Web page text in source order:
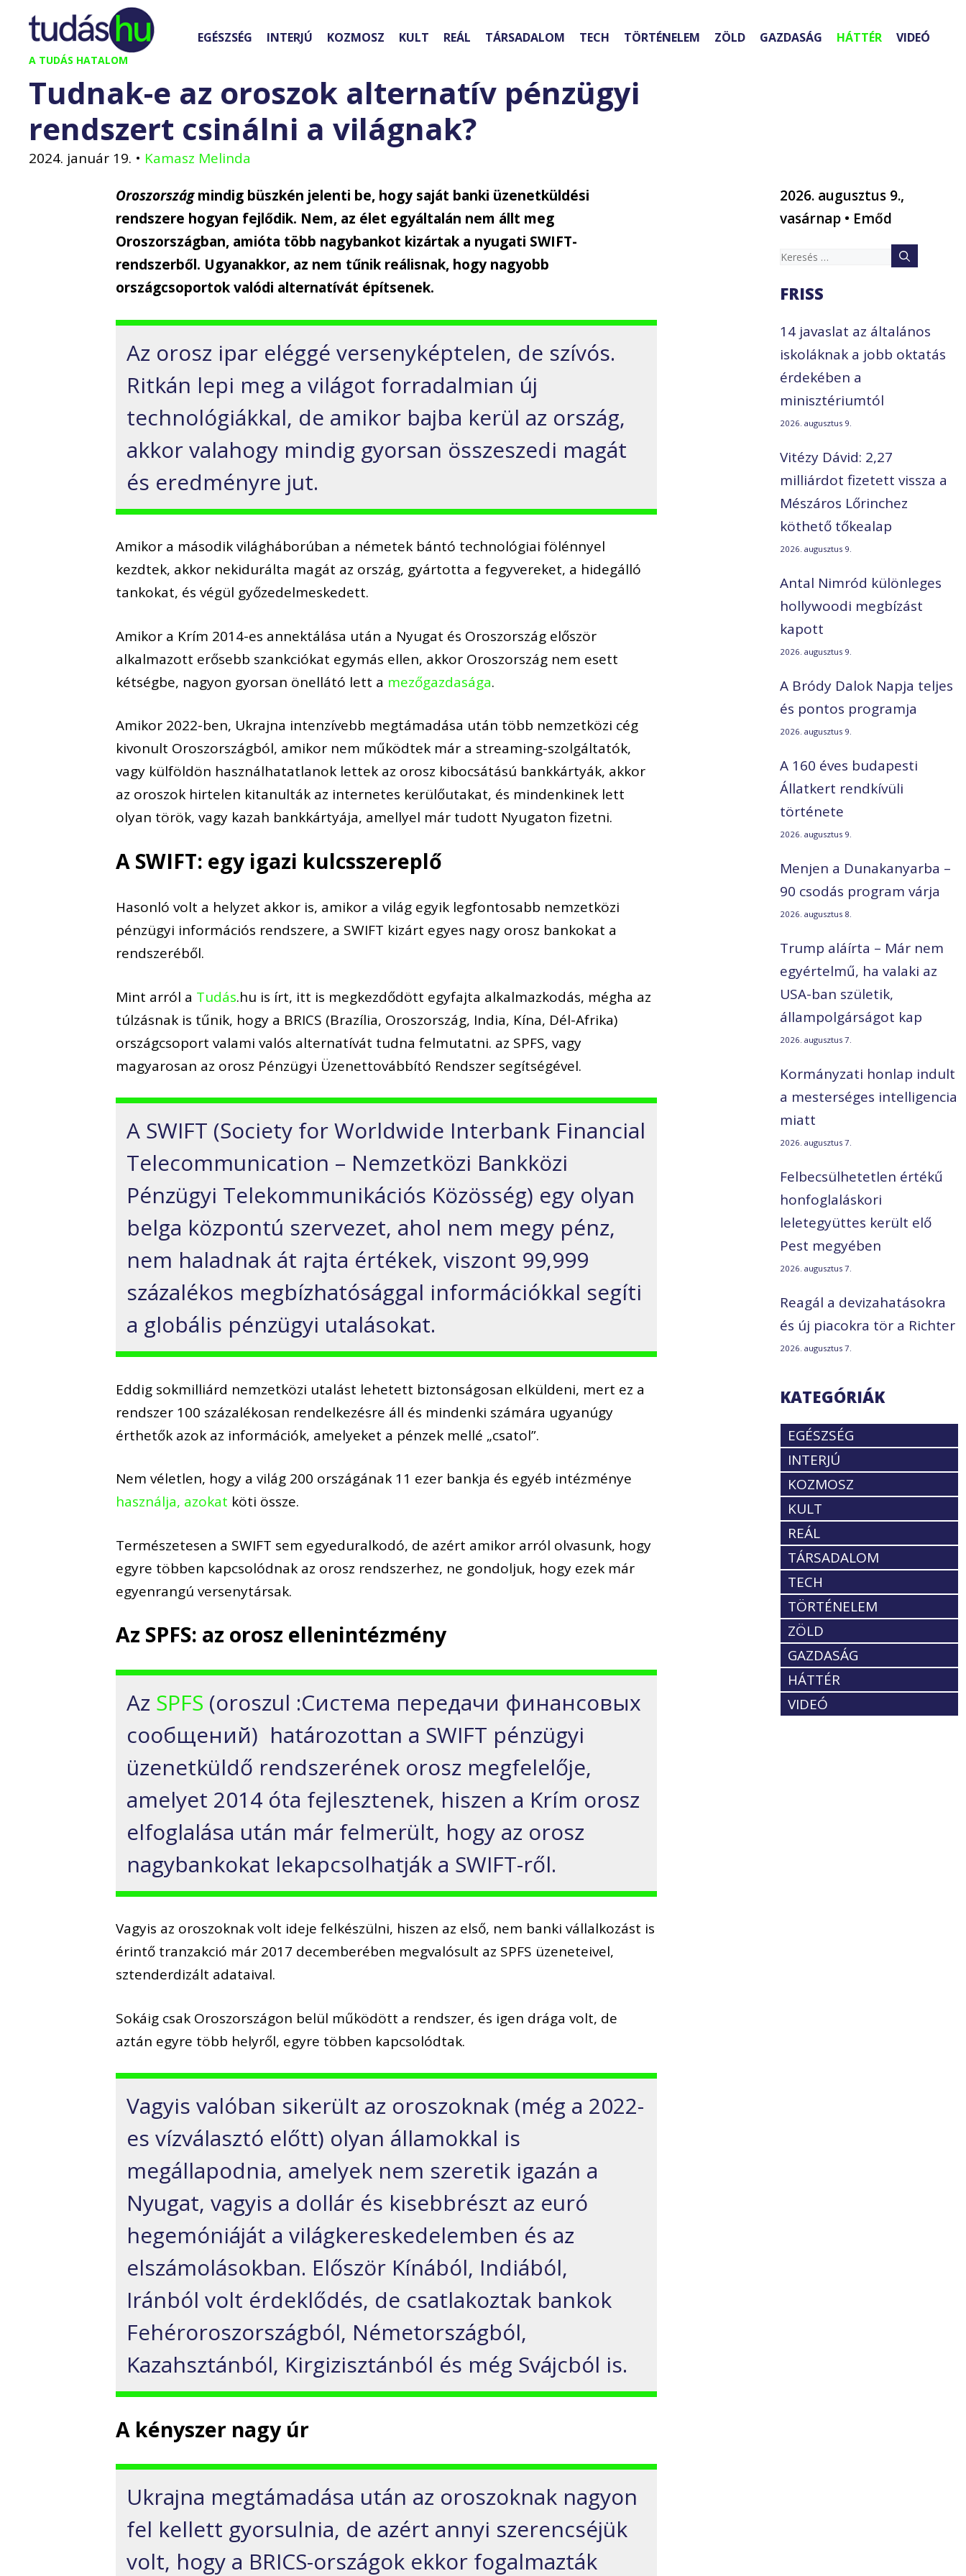
Kilépés
tartalomba
A TUDÁS HATALOM
EGÉSZSÉG INTERJÚ KOZMOSZ KULT REÁL TÁRSADALOM TECH TÖRTÉNELEM ZÖLD GAZDASÁG HÁTTÉR VIDEÓ
Tudnak-e az oroszok alternatív pénzügyi
rendszert csinálni a világnak?
2024. január 19. • Kamasz Melinda
Oroszországmindig büszkén jelenti be, hogy saját banki üzenetküldési
rendszere hogyan fejlődik. Nem, az élet egyáltalán nem állt meg
Oroszországban, amióta több nagybankot kizártak a nyugati SWIFT-
rendszerből. Ugyanakkor, az nem tűnik reálisnak, hogy nagyobb
országcsoportok valódi alternatívát építsenek.
Az orosz ipar eléggé versenyképtelen, de szívós.
Ritkán lepi meg a világot forradalmian új
technológiákkal, de amikor bajba kerül az ország,
akkor valahogy mindig gyorsan összeszedi magát
és eredményre jut.
Amikor a második világháborúban a németek bántó technológiai fölénnyel
kezdtek, akkor nekidurálta magát az ország, gyártotta a fegyvereket, a hidegálló
tankokat, és végül győzedelmeskedett.
Amikor a Krím 2014-es annektálása után a Nyugat és Oroszország először
alkalmazott erősebb szankciókat egymás ellen, akkor Oroszország nem esett
kétségbe, nagyon gyorsan önellátó lett a mezőgazdasága.
Amikor 2022-ben, Ukrajna intenzívebb megtámadása után több nemzetközi cég
kivonult Oroszországból, amikor nem működtek már a streaming-szolgáltatók,
vagy külföldön használhatatlanok lettek az orosz kibocsátású bankkártyák, akkor
az oroszok hirtelen kitanulták az internetes kerülőutakat, és mindenkinek lett
olyan török, vagy kazah bankkártyája, amellyel már tudott Nyugaton fizetni.
A SWIFT: egy igazi kulcsszereplő
Hasonló volt a helyzet akkor is, amikor a világ egyik legfontosabb nemzetközi
pénzügyi információs rendszere, a SWIFT kizárt egyes nagy orosz bankokat a
rendszeréből.
Mint arról a Tudás.hu is írt, itt is megkezdődött egyfajta alkalmazkodás, mégha az
túlzásnak is tűnik, hogy a BRICS (Brazília, Oroszország, India, Kína, Dél-Afrika)
országcsoport valami valós alternatívát tudna felmutatni. az SPFS, vagy
magyarosan az orosz Pénzügyi Üzenettovábbító Rendszer segítségével.
A SWIFT (Society for Worldwide Interbank Financial
Telecommunication – Nemzetközi Bankközi
Pénzügyi Telekommunikációs Közösség) egy olyan
belga központú szervezet, ahol nem megy pénz,
nem haladnak át rajta értékek, viszont 99,999
százalékos megbízhatósággal információkkal segíti
a globális pénzügyi utalásokat.
Eddig sokmilliárd nemzetközi utalást lehetett biztonságosan elküldeni, mert ez a
rendszer 100 százalékosan rendelkezésre áll és mindenki számára ugyanúgy
érthetők azok az információk, amelyeket a pénzek mellé „csatol”.
Nem véletlen, hogy a világ 200 országának 11 ezer bankja és egyéb intézménye
használja, azokat köti össze.
Természetesen a SWIFT sem egyeduralkodó, de azért amikor arról olvasunk, hogy
egyre többen kapcsolódnak az orosz rendszerhez, ne gondoljuk, hogy ezek már
egyenrangú versenytársak.
Az SPFS: az orosz ellenintézmény
Az SPFS (oroszul :Система передачи финансовых
сообщений) határozottan a SWIFT pénzügyi
üzenetküldő rendszerének orosz megfelelője,
amelyet 2014 óta fejlesztenek, hiszen a Krím orosz
elfoglalása után már felmerült, hogy az orosz
nagybankokat lekapcsolhatják a SWIFT-ről.
Vagyis az oroszoknak volt ideje felkészülni, hiszen az első, nem banki vállalkozást is
érintő tranzakció már 2017 decemberében megvalósult az SPFS üzeneteivel,
sztenderdizált adataival.
Sokáig csak Oroszországon belül működött a rendszer, és igen drága volt, de
aztán egyre több helyről, egyre többen kapcsolódtak.
Vagyisvalóban sikerült az oroszoknak (még a 2022-
es vízválasztó előtt) olyan államokkal is
megállapodnia, amelyek nem szeretik igazán a
Nyugat, vagyis a dollár és kisebbrészt az euró
hegemóniáját a világkereskedelemben és az
elszámolásokban. Először Kínából, Indiából,
Iránbólvolt érdeklődés, de csatlakoztak bankok
Fehéroroszországból, Németországból,
Kazahsztánból, Kirgizisztánból és még Svájcból is.
A kényszer nagy úr
Ukrajna megtámadása után az oroszoknak nagyon
fel kellett gyorsulnia, de azért annyi szerencséjük
volt, hogy a BRICS-országok ekkor fogalmazták
2026. augusztus 9.,
vasárnap • Emőd
Keresés:
FRISS
14 javaslat az általános
iskoláknak a jobb oktatás
érdekében a
minisztériumtól
2026. augusztus 9.
Vitézy Dávid: 2,27
milliárdot fizetett vissza a
Mészáros Lőrinchez
köthető tőkealap
2026. augusztus 9.
Antal Nimród különleges
hollywoodi megbízást
kapott
2026. augusztus 9.
A Bródy Dalok Napja teljes
és pontos programja
2026. augusztus 9.
A 160 éves budapesti
Állatkert rendkívüli
története
2026. augusztus 9.
Menjen a Dunakanyarba –
90 csodás program várja
2026. augusztus 8.
Trump aláírta – Már nem
egyértelmű, ha valaki az
USA-ban születik,
állampolgárságot kap
2026. augusztus 7.
Kormányzati honlap indult
a mesterséges intelligencia
miatt
2026. augusztus 7.
Felbecsülhetetlen értékű
honfoglaláskori
leletegyüttes került elő
Pest megyében
2026. augusztus 7.
Reagál a devizahatásokra
és új piacokra tör a Richter
2026. augusztus 7.
KATEGÓRIÁK
EGÉSZSÉG
INTERJÚ
KOZMOSZ
KULT
REÁL
TÁRSADALOM
TECH
TÖRTÉNELEM
ZÖLD
GAZDASÁG
HÁTTÉR
VIDEÓ